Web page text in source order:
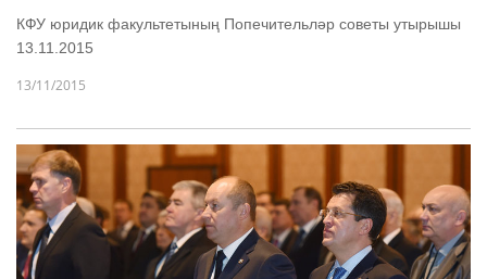
КФУ юридик факультетының Попечительләр советы утырышы
13.11.2015
13/11/2015